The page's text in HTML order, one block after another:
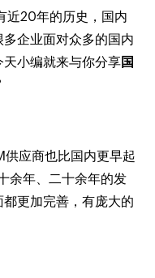
近20年的历史，国内
企业面对众多的国内
小编就来与你分享国
应商也比国内更早起
余年、二十余年的发
更加完善，有庞大的